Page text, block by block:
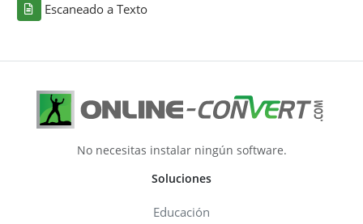
Escaneado a Texto
No necesitas instalar ningún software.
Soluciones
Educación